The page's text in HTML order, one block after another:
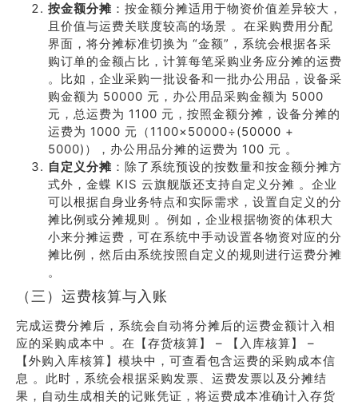
按金额分摊 ：按金额分摊适用于物资价值差异较大，
且价值与运费关联度较高的场景 。在采购费用分配
界面，将分摊标准切换为 “金额”，系统会根据各采
购订单的金额占比，计算每笔采购业务应分摊的运费
。比如，企业采购一批设备和一批办公用品，设备采
购金额为 50000 元，办公用品采购金额为 5000
元，总运费为 1100 元，按照金额分摊，设备分摊的
运费为 1000 元（1100×50000÷(50000 +
5000)），办公用品分摊的运费为 100 元 。
自定义分摊 ：除了系统预设的按数量和按金额分摊方
式外，金蝶 KIS 云旗舰版还支持自定义分摊 。企业
可以根据自身业务特点和实际需求，设置自定义的分
摊比例或分摊规则 。例如，企业根据物资的体积大
小来分摊运费，可在系统中手动设置各物资对应的分
摊比例，然后由系统按照自定义的规则进行运费分摊
。
（三）运费核算与入账
完成运费分摊后，系统会自动将分摊后的运费金额计入相
应的采购成本中 。在【存货核算】 – 【入库核算】 –
【外购入库核算】模块中，可查看包含运费的采购成本信
息 。此时，系统会根据采购发票、运费发票以及分摊结
果，自动生成相关的记账凭证，将运费成本准确计入存货